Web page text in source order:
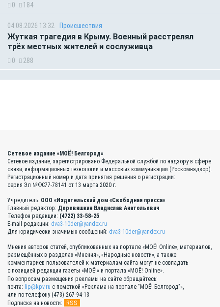
0 184
04.08.2026 13:32 Происшествия
Жуткая трагедия в Крыму. Военный расстрелял
трёх местных жителей и сослуживца
0 288
Сетевое издание «МОЁ! Белгород»
Сетевое издание, зарегистрировано Федеральной службой по надзору в сфере
связи, информационных технологий и массовых коммуникаций (Роскомнадзор).
Регистрационный номер и дата принятия решения о регистрации:
серия Эл №ФС77-78141 от 13 марта 2020 г.
Учредитель: ООО «Издательский дом «Свободная пресса»
Главный редактор: Деревяшкин Владислав Анатольевич
Телефон редакции: (4722) 33-58-25
E-mail редакции: dva3-10der@yandex.ru
Для юридически значимых сообщений: dva3-10der@yandex.ru
Мнения авторов статей, опубликованных на портале «МОЁ! Online», материалов,
размещённых в разделах «Мнения», «Народные новости», а также
комментариев пользователей к материалам сайта могут не совпадать
с позицией редакции газеты «МОЁ!» и портала «МОЁ! Online».
По вопросам размещения рекламы на сайте обращайтесь:
почта: lip@kpv.ru с пометкой «Реклама на портале "МОЁ! Белгород"»,
или по телефону (473) 267-94-13
Подписка на новости:
RSS